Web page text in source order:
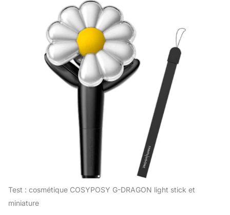
Test : cosmétique COSYPOSY G-DRAGON light stick et
miniature